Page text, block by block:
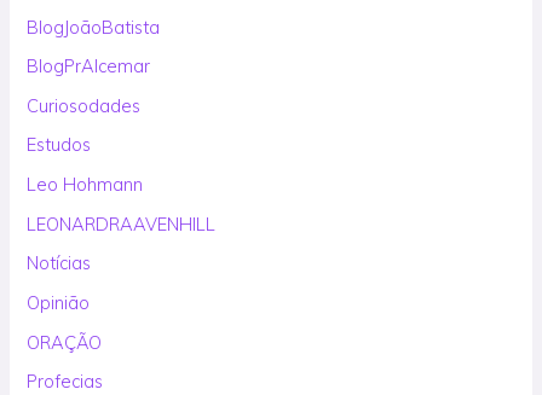
BlogJoãoBatista
BlogPrAlcemar
Curiosodades
Estudos
Leo Hohmann
LEONARDRAAVENHILL
Notícias
Opinião
ORAÇÃO
Profecias